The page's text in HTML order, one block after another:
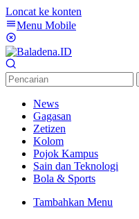
Loncat ke konten
Menu Mobile
News
Gagasan
Zetizen
Kolom
Pojok Kampus
Sain dan Teknologi
Bola & Sports
Tambahkan Menu